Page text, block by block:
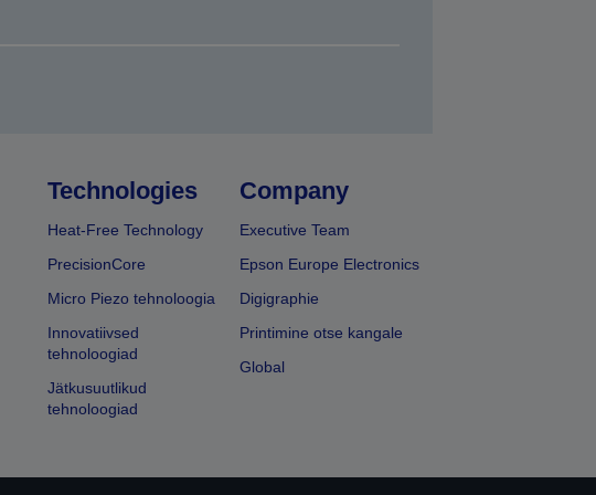
Technologies
Heat-Free Technology
PrecisionCore
Micro Piezo tehnoloogia
Innovatiivsed
tehnoloogiad
Jätkusuutlikud
tehnoloogiad
Company
Executive Team
Epson Europe Electronics
Digigraphie
Printimine otse kangale
Global